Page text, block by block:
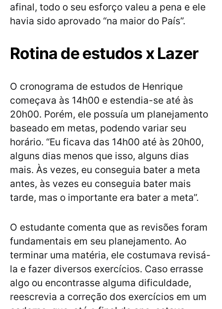
afinal, todo o seu esforço valeu a pena e ele
havia sido aprovado “na maior do País”.
Rotina de estudos x Lazer
O cronograma de estudos de Henrique
começava às 14h00 e estendia-se até às
20h00. Porém, ele possuía um planejamento
baseado em metas, podendo variar seu
horário. “Eu ficava das 14h00 até às 20h00,
alguns dias menos que isso, alguns dias
mais. Às vezes, eu conseguia bater a meta
antes, às vezes eu conseguia bater mais
tarde, mas o importante era bater a meta”.
O estudante comenta que as revisões foram
fundamentais em seu planejamento. Ao
terminar uma matéria, ele costumava revisá-
la e fazer diversos exercícios. Caso errasse
algo ou encontrasse alguma dificuldade,
reescrevia a correção dos exercícios em um